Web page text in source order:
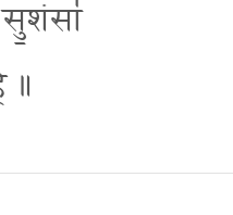
सु॒शंसा॑
॥